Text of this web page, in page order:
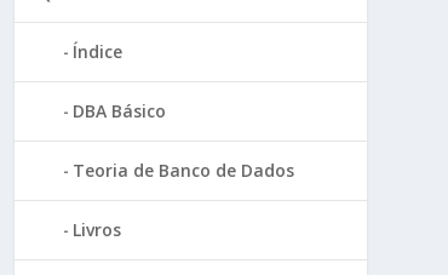
Índice
DBA Básico
Teoria de Banco de Dados
Livros